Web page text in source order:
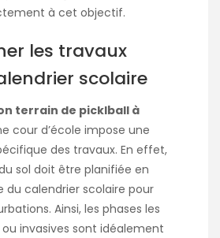
à cet objectif.
les travaux
scolaire
terrain de picklball à
cour d’école impose une
des travaux. En effet,
sol doit être planifiée en
calendrier scolaire pour
Ainsi, les phases les
invasives sont idéalement